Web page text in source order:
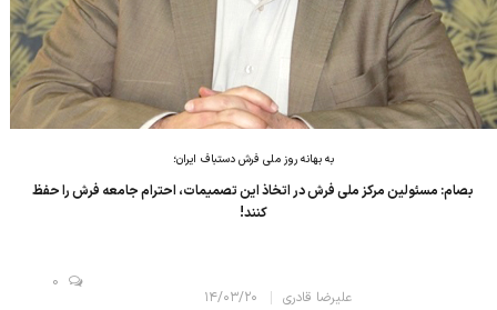
به بهانه روز ملی فرش دستباف ایران؛
بصام: مسئولین مرکز ملی فرش در اتخاذ این تصمیمات، احترام جامعه فرش را حفظ
کنند!
علیرضا قادری ۱۴/۰۳/۲۰
0